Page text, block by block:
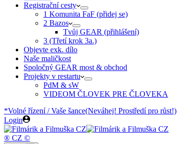
Registrační cesty
1 Komunita FaF (přidej se)
2 Bazos
Tvůj GEAR (přihlášení)
3 (Třetí krok 3a.)
Objevte exk. dílo
Naše maličkost
Spoločný GEAR most & obchod
Projekty v restartu
PdM & sW
VIDEOM ČLOVEK PRE ČLOVEKA
*Volné řízení / Vaše šance(Neváhej! Prostředí pro růst!)
Login
® CZ ©